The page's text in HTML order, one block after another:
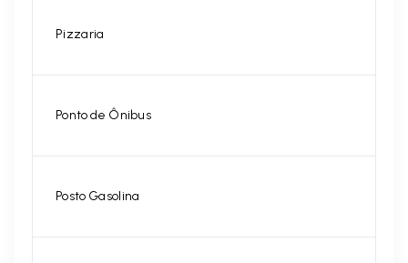
Pizzaria
Ponto de Ônibus
Posto Gasolina